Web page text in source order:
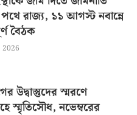
রাজ্য, ১১ আগস্ট নবান্নে
বৈঠক
2026
উদ্বাস্তুদের স্মরণে
স্মৃতিসৌধ, নভেম্বরের